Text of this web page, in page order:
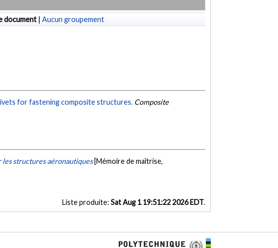
document | Aucun groupement
for fastening composite structures. Composite
structures aéronautiques [Mémoire de maîtrise,
Liste produite: Sat Aug 1 19:51:22 2026 EDT.